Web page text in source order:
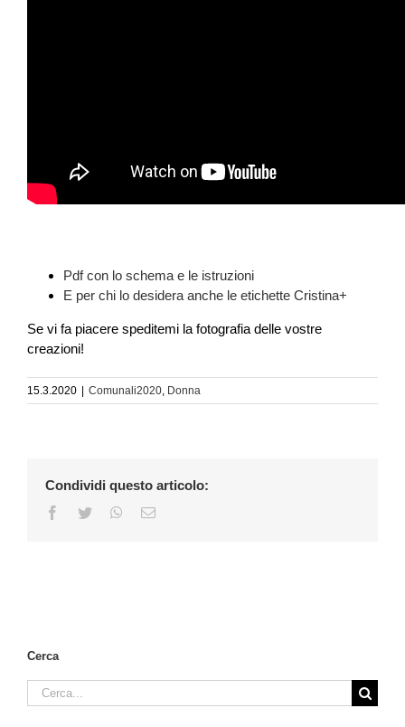
Pdf con lo schema e le istruzioni
E per chi lo desidera anche le etichette Cristina+
Se vi fa piacere speditemi la fotografia delle vostre
creazioni!
15.3.2020 | Comunali2020 Donna
Condividi questo articolo:
Facebook
Twitter WhatsApp
Email
Cerca
Cerca
per: